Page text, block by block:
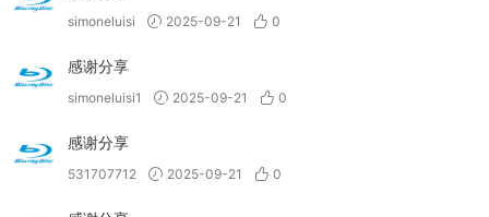
simoneluisi 2025-09-21 0
感谢分享
simoneluisi1 2025-09-21 0
感谢分享
531707712 2025-09-21 0